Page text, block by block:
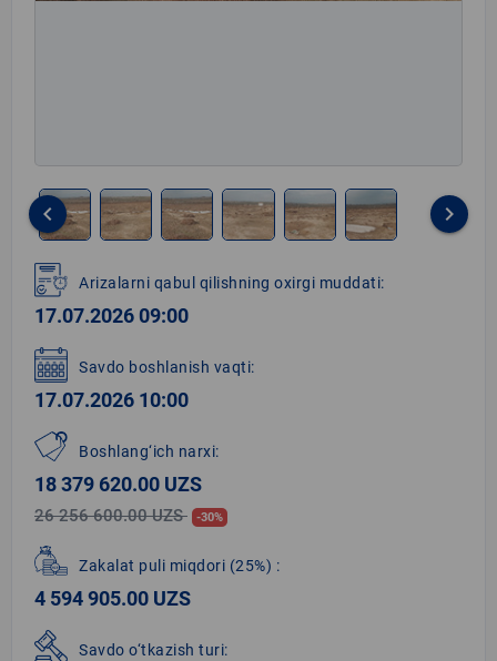
1
of
6
keyboard_arrow_left keyboard_arrow_right
Arizalarni qabul qilishning oxirgi muddati:
17.07.2026 09:00
Savdo boshlanish vaqti:
17.07.2026 10:00
Boshlang‘ich narxi:
18 379 620.00 UZS
26 256 600.00 UZS -30%
Zakalat puli miqdori (25%) :
4 594 905.00 UZS
Savdo o‘tkazish turi: